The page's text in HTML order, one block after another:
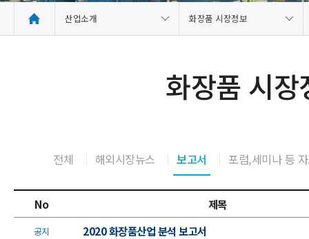
산업소개 화장품 시장정보
화장품 시장
전체 해외시장뉴스 보고서 포럼,세미나 등
No 제목
공지 2020 화장품산업 분석 보고서